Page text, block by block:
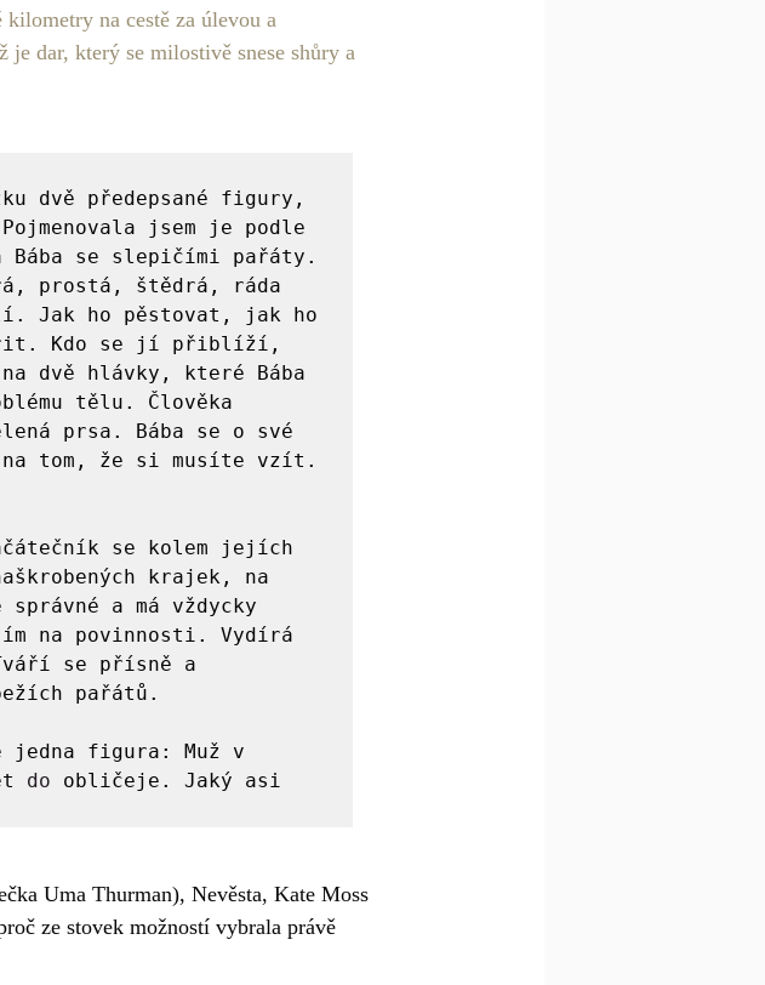
na cestě za úlevou a
dar, který se milostivě snese shůry a
dvě předepsané figury,
jsem je podle
Bába se slepičími pařáty.
prostá, štědrá, ráda
Jak ho pěstovat, jak ho
Kdo se jí přiblíží,
hlávky, které Bába
tělu. Člověka
prsa. Bába se o své
tom, že si musíte vzít.
se kolem jejích
krajek, na
a má vždycky
na povinnosti. Vydírá
se přísně a
pařátů.
jedna figura: Muž v
do obličeje. Jaký asi
Uma Thurman), Nevěsta, Kate Moss
ze stovek možností vybrala právě